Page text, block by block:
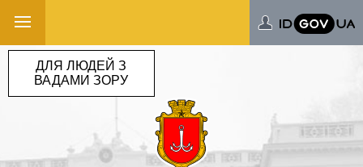
ДЛЯ ЛЮДЕЙ З
ВАДАМИ ЗОРУ